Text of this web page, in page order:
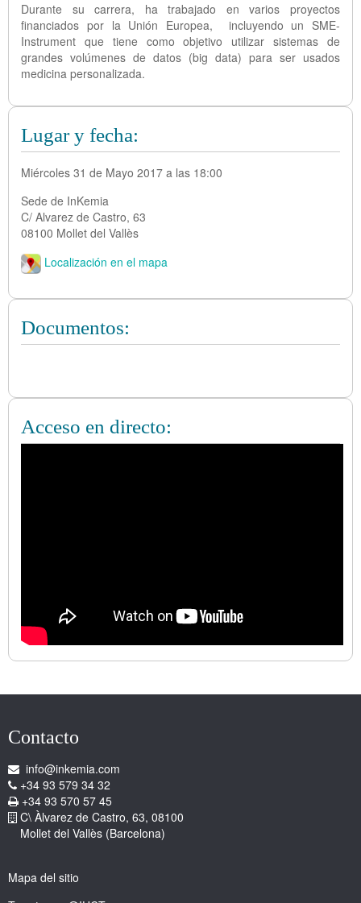
Durante su carrera, ha trabajado en varios proyectos
financiados por la Unión Europea, incluyendo un SME-
Instrument que tiene como objetivo utilizar sistemas de
grandes volúmenes de datos (big data) para ser usados
medicina personalizada.
Lugar y fecha:
Miércoles 31 de Mayo 2017 a las 18:00
Sede de InKemia
C/ Alvarez de Castro, 63
08100 Mollet del Vallès
Localización en el mapa
Documentos:
Acceso en directo:
Contacto
info@inkemia.com
+34 93 579 34 32
+34 93 570 57 45
C\ Àlvarez de Castro, 63, 08100
Mollet del Vallès (Barcelona)
Mapa del sitio